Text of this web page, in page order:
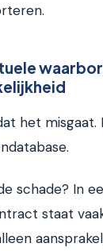
het misgaat.
schade? In
staat